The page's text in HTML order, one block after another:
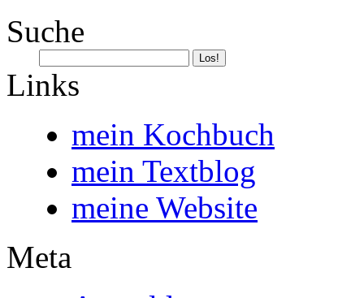
Suche
Links
mein Kochbuch
mein Textblog
meine Website
Meta